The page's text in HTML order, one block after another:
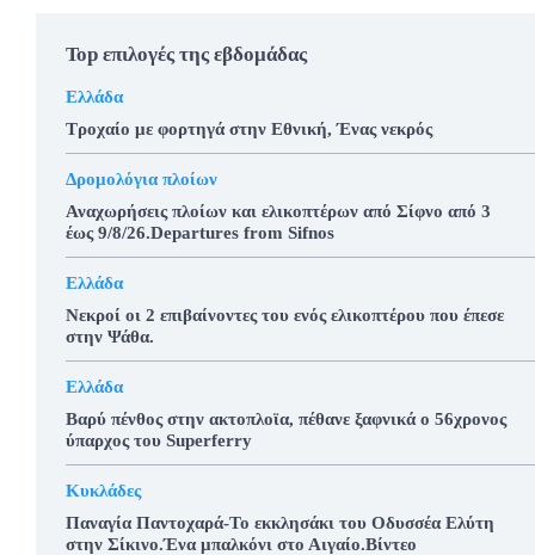
Top επιλογές της εβδομάδας
Ελλάδα
Τροχαίο με φορτηγά στην Εθνική, Ένας νεκρός
Δρομολόγια πλοίων
Αναχωρήσεις πλοίων και ελικοπτέρων από Σίφνο από 3
έως 9/8/26.Departures from Sifnos
Ελλάδα
Νεκροί οι 2 επιβαίνοντες του ενός ελικοπτέρου που έπεσε
στην Ψάθα.
Ελλάδα
Βαρύ πένθος στην ακτοπλοϊα, πέθανε ξαφνικά ο 56χρονος
ύπαρχος του Superferry
Κυκλάδες
Παναγία Παντοχαρά-Το εκκλησάκι του Οδυσσέα Ελύτη
στην Σίκινο.Ένα μπαλκόνι στο Αιγαίο.Βίντεο